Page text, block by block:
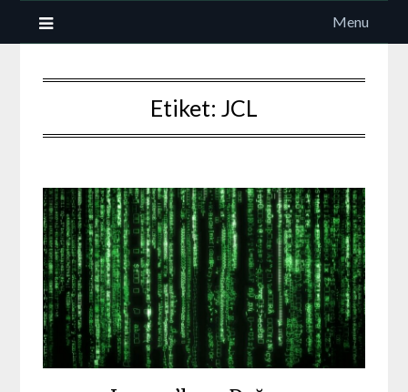
Menu
Etiket: JCL